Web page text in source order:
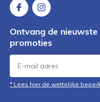
Ontvang de
promoties
* Lees hier de wettelijke